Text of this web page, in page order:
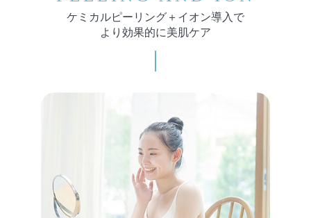
ケミカルピーリング＋イオン導入で
より効果的に美肌ケア